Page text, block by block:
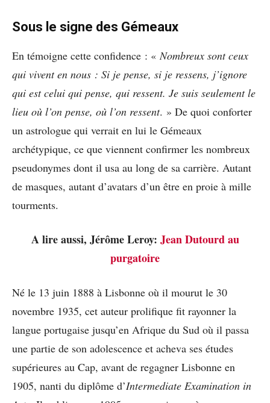
Sous le signe des Gémeaux
En témoigne cette confidence : « Nombreux sont ceux
qui vivent en nous : Si je pense, si je ressens, j’ignore
qui est celui qui pense, qui ressent. Je suis seulement le
lieu où l’on pense, où l’on ressent. » De quoi conforter
un astrologue qui verrait en lui le Gémeaux
archétypique, ce que viennent confirmer les nombreux
pseudonymes dont il usa au long de sa carrière. Autant
de masques, autant d’avatars d’un être en proie à mille
tourments.
A lire aussi, Jérôme Leroy: Jean Dutourd au
purgatoire
Né le 13 juin 1888 à Lisbonne où il mourut le 30
novembre 1935, cet auteur prolifique fit rayonner la
langue portugaise jusqu’en Afrique du Sud où il passa
une partie de son adolescence et acheva ses études
supérieures au Cap, avant de regagner Lisbonne en
1905, nanti du diplôme d’Intermediate Examination in